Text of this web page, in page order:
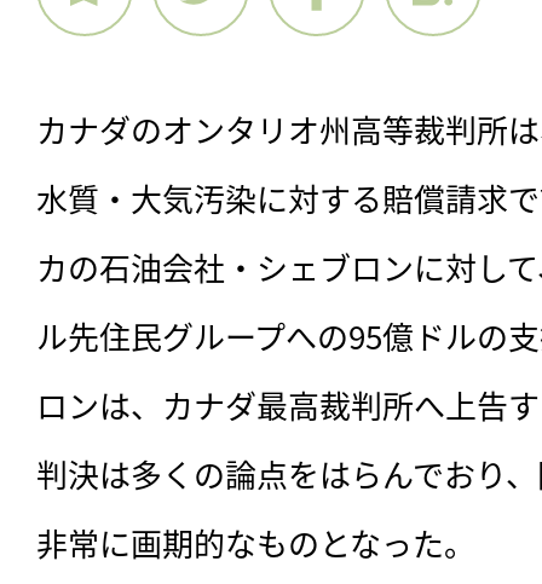
カナダのオンタリオ州高等裁判所
水質・大気汚染に対する賠償請求
カの石油会社・シェブロンに対し
ル先住民グループへの95億ドルの
ロンは、カナダ最高裁判所へ上告
判決は多くの論点をはらんでおり
非常に画期的なものとなった。